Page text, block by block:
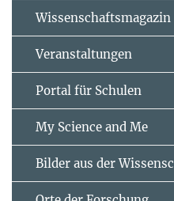
Wissenschaftsmagazin
Veranstaltungen
Portal für Schulen
My Science and Me
Bilder aus der